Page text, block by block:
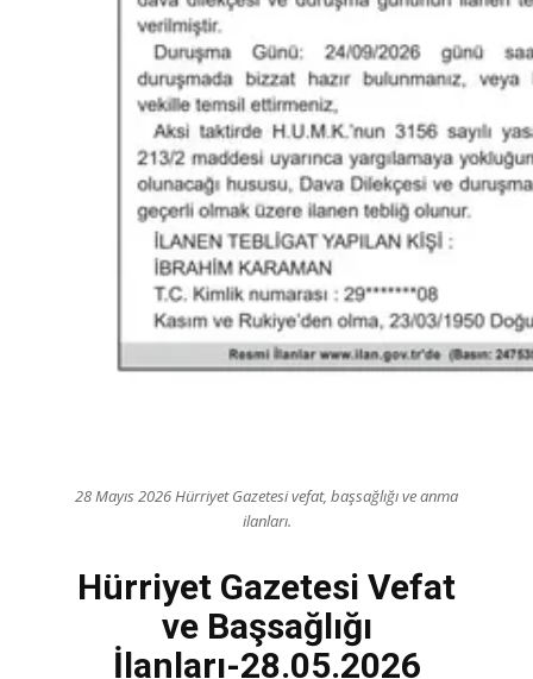
28 Mayıs 2026 Hürriyet Gazetesi vefat, başsağlığı ve anma
ilanları.
Hürriyet Gazetesi Vefat
ve Başsağlığı
İlanları-28.05.2026